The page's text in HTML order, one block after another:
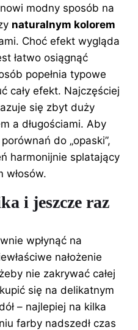
modny sposób na
naturalnym kolorem
Choć efekt wygląda
łatwo osiągnąć
popełnia typowe
cały efekt. Najczęściej
się zbyt duży
a długościami. Aby
do „opaski”,
harmonijnie splatający
włosów.
i jeszcze raz
wpłynąć na
nałożenie
nie zakrywać całej
się na delikatnym
– najlepiej na kilka
farby nadszedł czas